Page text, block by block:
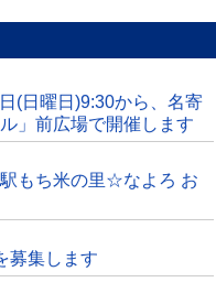
(日曜日)9:30から、名寄
」前広場で開催します
もち米の里☆なよろ お
募集します